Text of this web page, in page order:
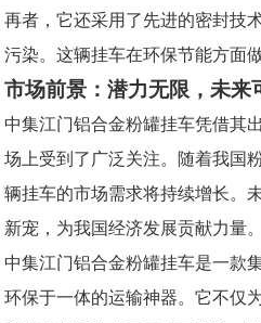
再者，它还采用了先进的密封技
污染。这辆挂车在环保节能方面
市场前景：潜力无限，未来
中集江门铝合金粉罐挂车凭借其
场上受到了广泛关注。随着我国
辆挂车的市场需求将持续增长。
新宠，为我国经济发展贡献力量。
中集江门铝合金粉罐挂车是一款
环保于一体的运输神器。它不仅